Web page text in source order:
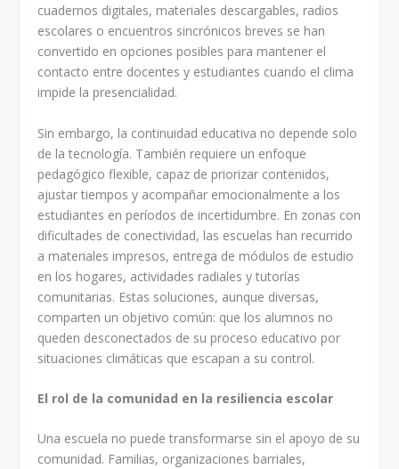
cuadernos digitales, materiales descargables, radios
escolares o encuentros sincrónicos breves se han
convertido en opciones posibles para mantener el
contacto entre docentes y estudiantes cuando el clima
impide la presencialidad.
Sin embargo, la continuidad educativa no depende solo
de la tecnología. También requiere un enfoque
pedagógico flexible, capaz de priorizar contenidos,
ajustar tiempos y acompañar emocionalmente a los
estudiantes en períodos de incertidumbre. En zonas con
dificultades de conectividad, las escuelas han recurrido
a materiales impresos, entrega de módulos de estudio
en los hogares, actividades radiales y tutorías
comunitarias. Estas soluciones, aunque diversas,
comparten un objetivo común: que los alumnos no
queden desconectados de su proceso educativo por
situaciones climáticas que escapan a su control.
El rol de la comunidad en la resiliencia escolar
Una escuela no puede transformarse sin el apoyo de su
comunidad. Familias, organizaciones barriales,